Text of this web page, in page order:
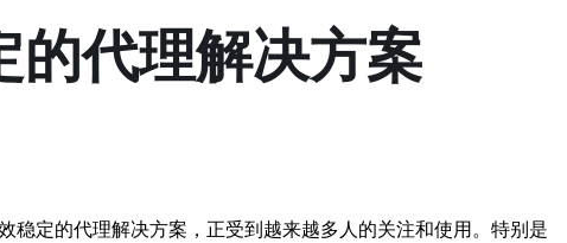
代理解决方案
定的代理解决方案，正受到越来越多人的关注和使用。特别是